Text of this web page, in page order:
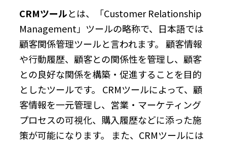
CRMツールとは、「Customer Relationship
Management」ツールの略称で、日本語では
顧客関係管理ツールと言われます。 顧客情報
や行動履歴、顧客との関係性を管理し、顧客
との良好な関係を構築・促進することを目的
としたツールです。 CRMツールによって、顧
客情報を一元管理し、営業・マーケティング
プロセスの可視化、購入履歴などに添った施
策が可能になります。 また、CRMツールには